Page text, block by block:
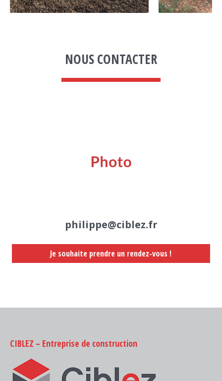
NOUS CONTACTER
philippe@ciblez.fr
Je souhaite prendre un rendez-vous !
CIBLEZ – Entreprise de construction